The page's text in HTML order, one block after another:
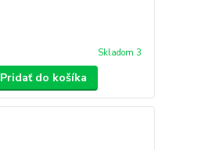
Skladom 3
Pridať do košíka